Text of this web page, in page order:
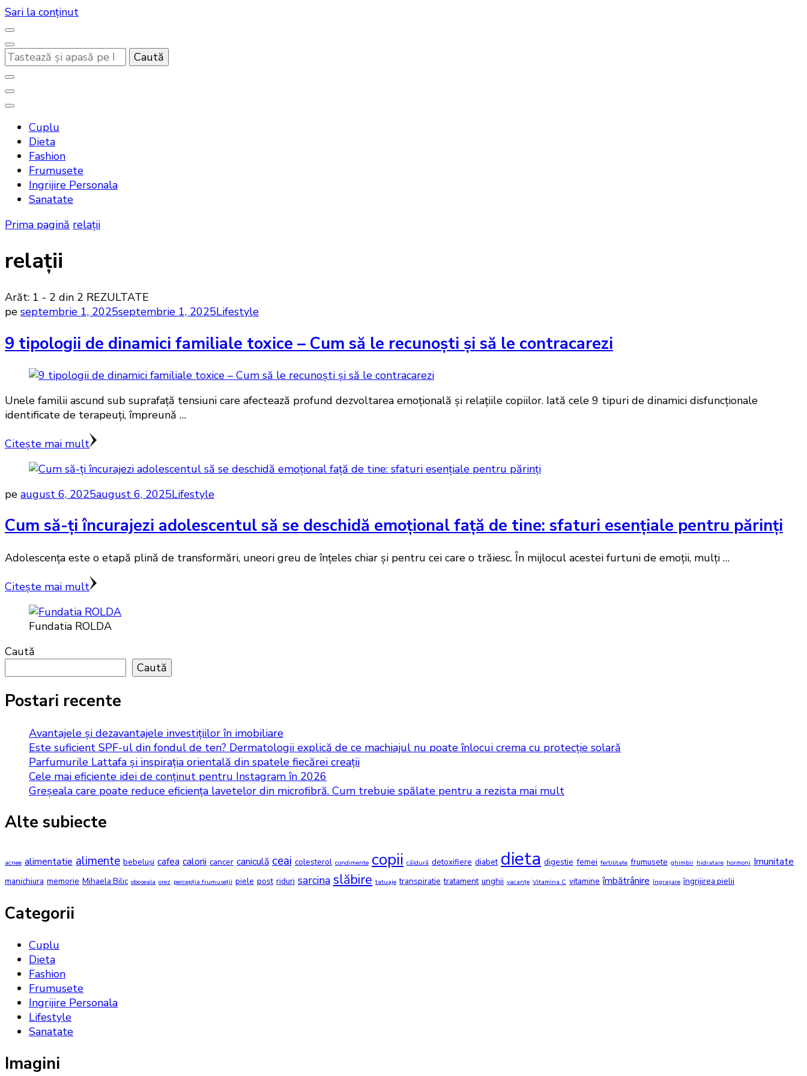
Sari la conținut
Cauți
ceva?
Bandoux
Cuplu
Dieta
Fashion
Frumusete
Ingrijire Personala
Sanatate
Prima pagină relații
relații
Arăt: 1 - 2 din 2 REZULTATE
pe septembrie 1, 2025septembrie 1, 2025Lifestyle
9 tipologii de dinamici familiale toxice – Cum să le recunoști și să le contracarezi
Unele familii ascund sub suprafață tensiuni care afectează profund dezvoltarea emoțională și relațiile copiilor. Iată cele 9 tipuri de dinamici disfuncționale
identificate de terapeuți, împreună …
Citește mai mult
pe august 6, 2025august 6, 2025Lifestyle
Cum să-ți încurajezi adolescentul să se deschidă emoțional față de tine: sfaturi esențiale pentru părinți
Adolescența este o etapă plină de transformări, uneori greu de înțeles chiar și pentru cei care o trăiesc. În mijlocul acestei furtuni de emoții, mulți …
Citește mai mult
Fundatia ROLDA
Caută
Caută
Postari recente
Avantajele și dezavantajele investițiilor în imobiliare
Este suficient SPF-ul din fondul de ten? Dermatologii explică de ce machiajul nu poate înlocui crema cu protecție solară
Parfumurile Lattafa și inspirația orientală din spatele fiecărei creații
Cele mai eficiente idei de conținut pentru Instagram în 2026
Greșeala care poate reduce eficiența lavetelor din microfibră. Cum trebuie spălate pentru a rezista mai mult
Alte subiecte
acnee alimentatie alimente bebeluși cafea calorii cancer caniculă ceai colesterol condimente copii căldură detoxifiere diabet dieta digestie femei fertilitate frumusete ghimbir hidratare hormoni Imunitate
manichiura memorie Mihaela Bilic oboseala orez percepția frumuseții piele post riduri sarcina slăbire tatuaje transpiratie tratament unghii vacanțe Vitamina C vitamine îmbătrânire îngrașare îngrijirea pielii
Categorii
Cuplu
Dieta
Fashion
Frumusete
Ingrijire Personala
Lifestyle
Sanatate
Imagini